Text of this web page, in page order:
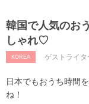
韓国で人気のお
しゃれ♡
KOREA ゲストライタ
日本でもおうち時間
ね！